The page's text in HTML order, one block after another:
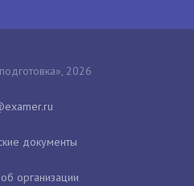
2026
документы
организации